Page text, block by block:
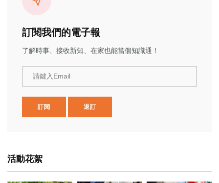
訂閱我們的電子報
了解時事、接收新知、在家也能當個知識通！
請鍵入Email
訂閱 退訂
活動花絮